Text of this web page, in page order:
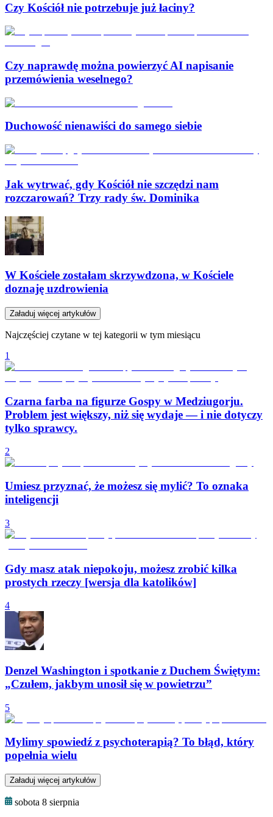
Czy Kościół nie potrzebuje już łaciny?
Czy naprawdę można powierzyć AI napisanie
przemówienia weselnego?
Duchowość nienawiści do samego siebie
Jak wytrwać, gdy Kościół nie szczędzi nam
rozczarowań? Trzy rady św. Dominika
W Kościele zostałam skrzywdzona, w Kościele
doznaję uzdrowienia
Załaduj więcej artykułów
Najczęściej czytane w tej kategorii w tym miesiącu
1
Czarna farba na figurze Gospy w Medziugorju.
Problem jest większy, niż się wydaje — i nie dotyczy
tylko sprawcy.
2
Umiesz przyznać, że możesz się mylić? To oznaka
inteligencji
3
Gdy masz atak niepokoju, możesz zrobić kilka
prostych rzeczy [wersja dla katolików]
4
Denzel Washington i spotkanie z Duchem Świętym:
„Czułem, jakbym unosił się w powietrzu”
5
Mylimy spowiedź z psychoterapią? To błąd, który
popełnia wielu
Załaduj więcej artykułów
sobota 8 sierpnia